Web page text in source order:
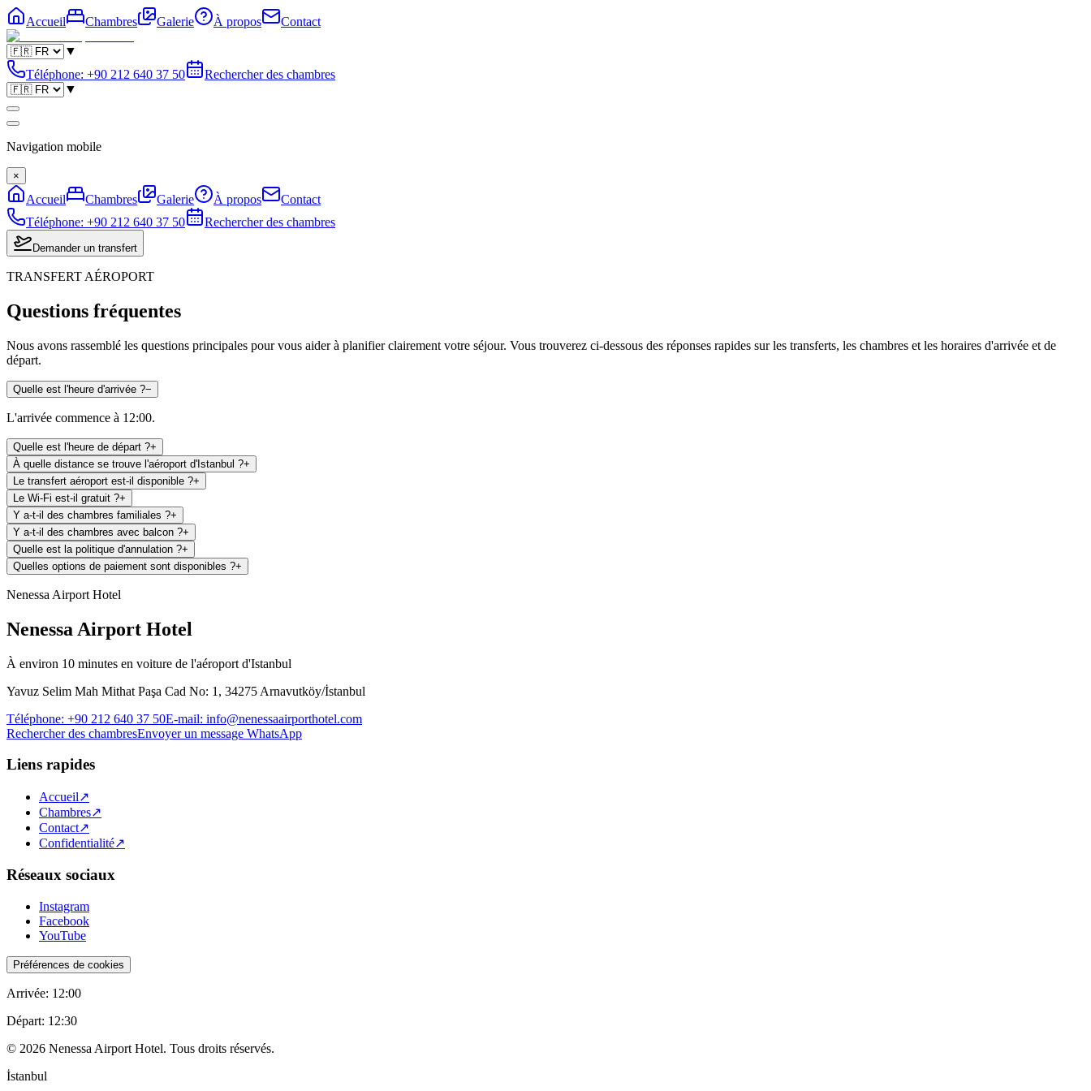
Accueil Chambres Galerie À propos Contact
▼
Téléphone: +90 212 640 37 50
Rechercher des chambres
▼
Navigation mobile
×
Accueil Chambres Galerie À propos
Contact
Téléphone: +90 212 640 37 50 Rechercher des chambres
Demander un transfert
TRANSFERT AÉROPORT
Questions fréquentes
Nous avons rassemblé les questions principales pour vous aider à planifier clairement votre séjour. Vous trouverez ci-dessous des réponses rapides sur les transferts, les chambres et les horaires d'arrivée et de
départ.
Quelle est l'heure d'arrivée ?−
L'arrivée commence à 12:00.
Quelle est l'heure de départ ?+
À quelle distance se trouve l'aéroport d'Istanbul ?+
Le transfert aéroport est-il disponible ?+
Le Wi-Fi est-il gratuit ?+
Y a-t-il des chambres familiales ?+
Y a-t-il des chambres avec balcon ?+
Quelle est la politique d'annulation ?+
Quelles options de paiement sont disponibles ?+
Nenessa Airport Hotel
Nenessa Airport Hotel
À environ 10 minutes en voiture de l'aéroport d'Istanbul
Yavuz Selim Mah Mithat Paşa Cad No: 1, 34275 Arnavutköy/İstanbul
Téléphone: +90 212 640 37 50E-mail: info@nenessaairporthotel.com
Rechercher des chambresEnvoyer un message WhatsApp
Liens rapides
Accueil↗
Chambres↗
Contact↗
Confidentialité↗
Réseaux sociaux
Instagram
Facebook
YouTube
Préférences de cookies
Arrivée: 12:00
Départ: 12:30
© 2026 Nenessa Airport Hotel. Tous droits réservés.
İstanbul